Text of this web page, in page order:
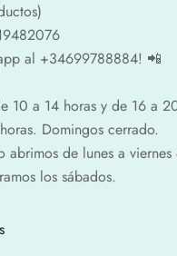
al +34699788884! 📲
10 a 14 horas y de 16 a
Domingos cerrado.
de lunes a viernes
los sábados.